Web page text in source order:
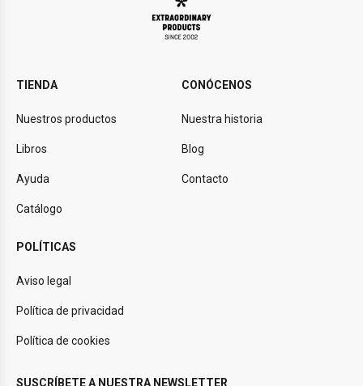
TIENDA
Nuestros productos
Libros
Ayuda
Catálogo
CONÓCENOS
Nuestra historia
Blog
Contacto
POLÍTICAS
Aviso legal
Política de privacidad
Política de cookies
SUSCRÍBETE A NUESTRA NEWSLETTER